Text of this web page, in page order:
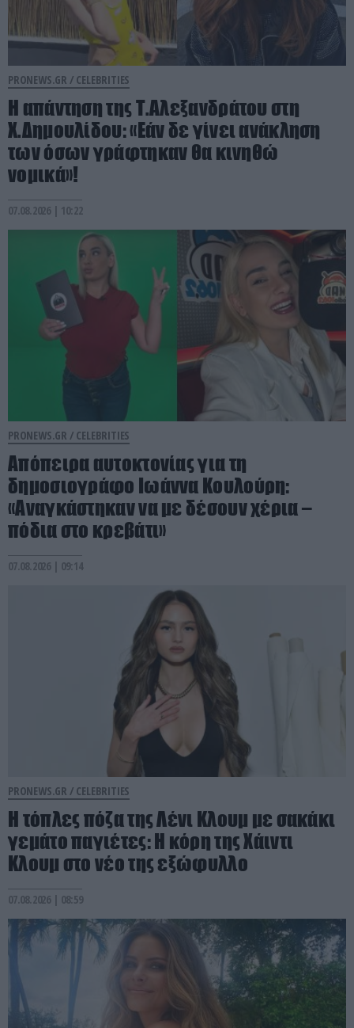
PRONEWS.GR / CELEBRITIES
Η απάντηση της Τ.Αλεξανδράτου στη
Χ.Δημουλίδου: «Εάν δε γίνει ανάκληση
των όσων γράφτηκαν θα κινηθώ
νομικά»!
07.08.2026 | 10:22
PRONEWS.GR / CELEBRITIES
Απόπειρα αυτοκτονίας για τη
δημοσιογράφο Ιωάννα Κουλούρη:
«Αναγκάστηκαν να με δέσουν χέρια –
πόδια στο κρεβάτι»
07.08.2026 | 09:14
PRONEWS.GR / CELEBRITIES
Η τόπλες πόζα της Λένι Κλουμ με σακάκι
γεμάτο παγιέτες: Η κόρη της Χάιντι
Κλουμ στο νέο της εξώφυλλο
07.08.2026 | 08:59